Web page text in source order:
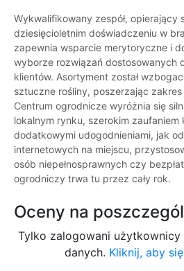
Wykwalifikowany zespół, opierający
dziesięcioletnim doświadczeniu w
zapewnia wsparcie merytoryczne i
wyborze rozwiązań dostosowanych
klientów. Asortyment został
sztuczne rośliny, poszerzając
Centrum ogrodnicze wyróżnia się
lokalnym rynku, szerokim zaufaniem
dodatkowymi udogodnieniami, jak
internetowych na miejscu,
osób niepełnosprawnych czy
ogrodniczy trwa tu przez cały rok.
Oceny na
Tylko zalogowani
danych. Kliknij, aby